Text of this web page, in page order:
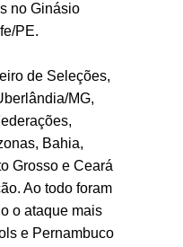
no Ginásio
PE.
de Seleções,
MG,
Bahia,
Grosso e Ceará
Ao todo foram
o ataque mais
e Pernambuco